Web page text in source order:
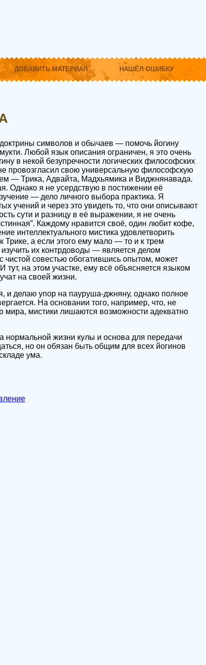
ДОБАВИТЬ МАТЕРИАЛ НАШЁЛ ОШИБКУ
символов и обычаев — помочь йогину
Любой язык описания ограничен, я это очень
в некой безупречности логических философских
провозгласил свою универсальную философскую
— Трика, Адвайта, Мадхьямика и Виджнянавада.
Однако я не усердствую в постижении её
— дело личного выбора практика. Я
учений и через это увидеть то, что они описывают
сути и разницу в её выражении, я не очень
Каждому нравится своё, один любит кофе,
интеллектуального мистика удовлетворить
Трике, а если этого ему мало — то и к трем
их контрдоводы — является делом
чистой совестью обогатившись опытом, может
тут, на этом участке, ему всё объясняется языком
на своей жизни.
и делаю упор на пауруша-джняну, однако полное
На основании того, например, что, не
мира, мистики лишаются возможности адекватно
жизни кулы и основа для передачи
но он обязан быть общим для всех йогинов
ума.